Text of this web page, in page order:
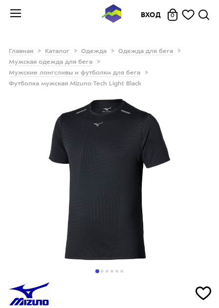
ВХОД 0
Главная Каталог Одежда
Одежда для бега
Мужская одежда для бега
Мужские лонгсливы и футболки для бега
Футболка мужская Mizuno Tech Light Black